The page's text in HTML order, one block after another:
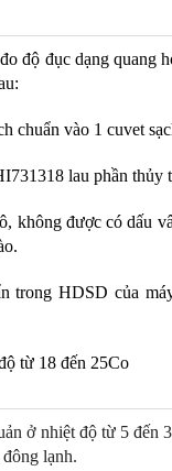
độ đục dạng quang
chuẩn vào 1 cuvet
lau phần thủy
không được có dấu
trong HDSD của
từ 18 đến 25Co
ở nhiệt độ từ 5 đến
lạnh.